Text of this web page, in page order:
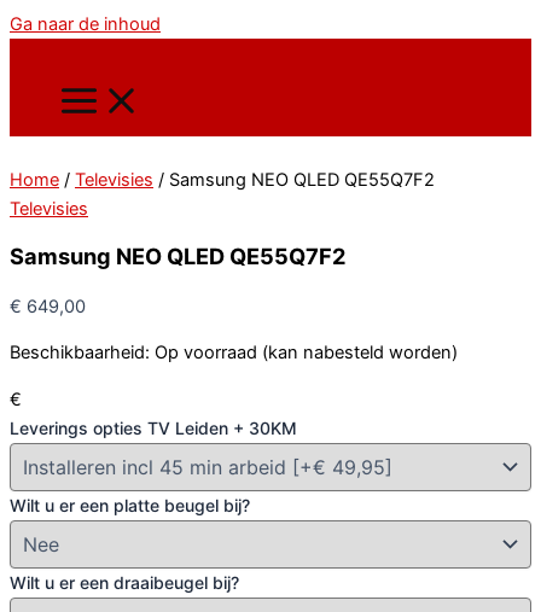
Ga naar de inhoud
Home / Televisies / Samsung NEO QLED QE55Q7F2
Televisies
Samsung NEO QLED QE55Q7F2
€ 649,00
Beschikbaarheid: Op voorraad (kan nabesteld worden)
€
Leverings opties TV Leiden + 30KM
Wilt u er een platte beugel bij?
Wilt u er een draaibeugel bij?